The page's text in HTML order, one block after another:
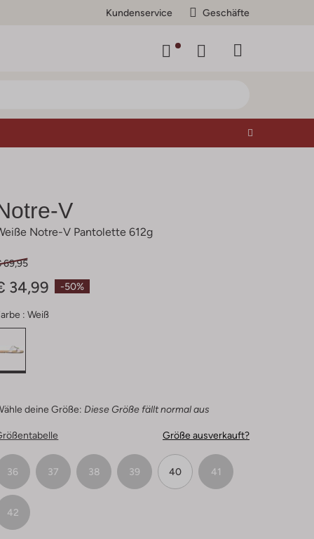
Kundenservice Geschäfte
V
Notre-V Pantolette 612g
-50%
69,95
34,99
: Weiß
deine Größe: Diese Größe fällt normal aus
Größe ausverkauft?
36 37 38 39 40 41
42